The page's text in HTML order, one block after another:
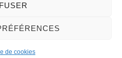
de cookies